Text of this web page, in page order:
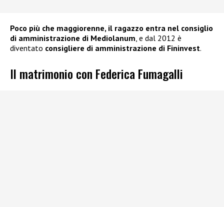
Poco più che maggiorenne, il ragazzo entra nel consiglio
di amministrazione di Mediolanum, e dal 2012 è
diventato consigliere di amministrazione di Fininvest.
Il matrimonio con Federica Fumagalli